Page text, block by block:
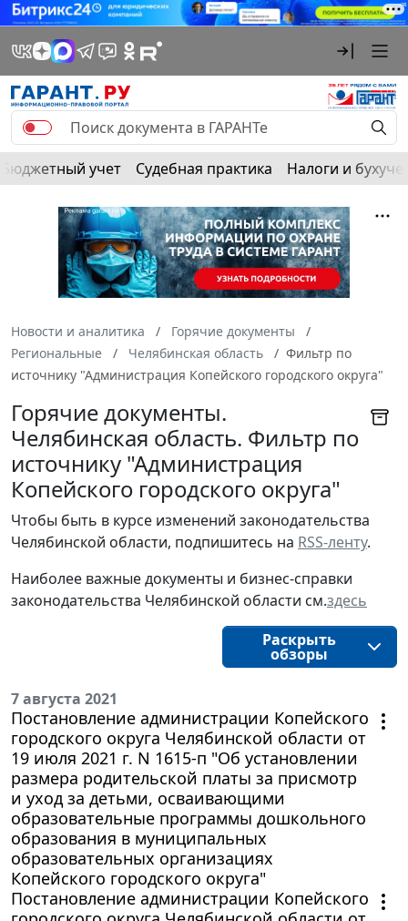
Бюджетный учет Судебная практика Налоги и
Новости и аналитика
Горячие документы
Региональные
Челябинская область
Фильтр по
источнику "Администрация Копейского городского округа"
Горячие документы.
Челябинская область. Фильтр по
источнику "Администрация
Копейского городского округа"
Чтобы быть в курсе изменений законодательства
Челябинской области, подпишитесь на RSS-ленту.
Наиболее важные документы и бизнес-справки
законодательства Челябинской области см.здесь
Раскрыть
обзоры
7 августа 2021
Постановление администрации Копейского
городского округа Челябинской области от
19 июля 2021 г. N 1615-п "Об установлении
размера родительской платы за присмотр
и уход за детьми, осваивающими
образовательные программы дошкольного
образования в муниципальных
образовательных организациях
Копейского городского округа"
Постановление администрации Копейского